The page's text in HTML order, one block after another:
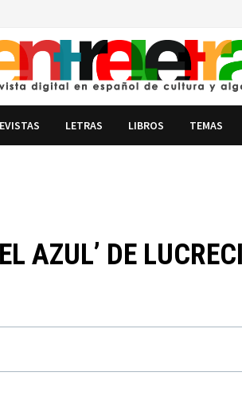
LETRAS LIBROS TEMAS
AZUL’ DE